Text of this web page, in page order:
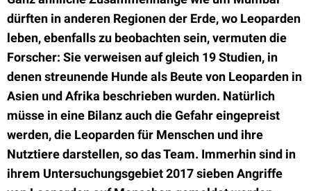
dürften in anderen Regionen der Erde, wo Leoparden
leben, ebenfalls zu beobachten sein, vermuten die
Forscher: Sie verweisen auf gleich 19 Studien, in
denen streunende Hunde als Beute von Leoparden in
Asien und Afrika beschrieben wurden. Natürlich
müsse in eine Bilanz auch die Gefahr eingepreist
werden, die Leoparden für Menschen und ihre
Nutztiere darstellen, so das Team. Immerhin sind in
ihrem Untersuchungsgebiet 2017 sieben Angriffe